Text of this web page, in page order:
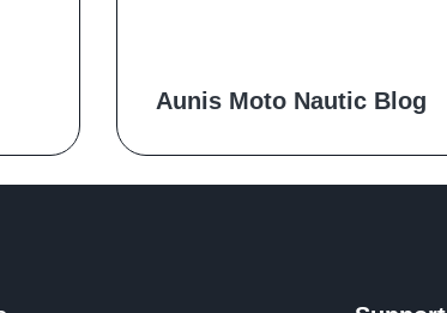
Aunis Moto Nautic Blog